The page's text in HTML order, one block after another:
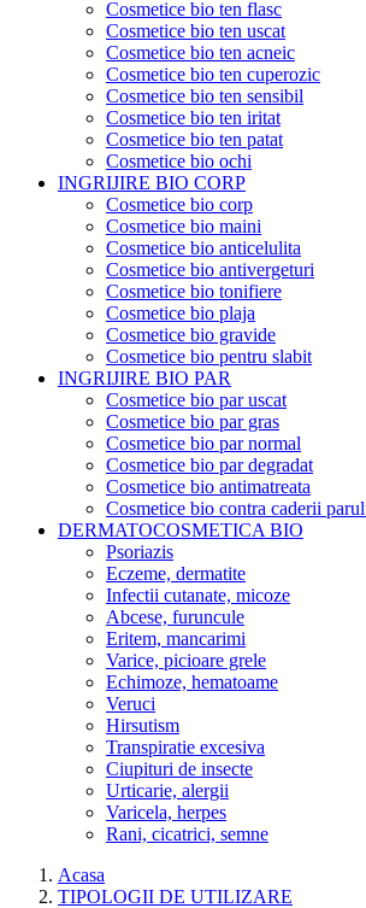
Cosmetice bio ten flasc
Cosmetice bio ten uscat
Cosmetice bio ten acneic
Cosmetice bio ten cuperozic
Cosmetice bio ten sensibil
Cosmetice bio ten iritat
Cosmetice bio ten patat
Cosmetice bio ochi
INGRIJIRE BIO CORP
Cosmetice bio corp
Cosmetice bio maini
Cosmetice bio anticelulita
Cosmetice bio antivergeturi
Cosmetice bio tonifiere
Cosmetice bio plaja
Cosmetice bio gravide
Cosmetice bio pentru slabit
INGRIJIRE BIO PAR
Cosmetice bio par uscat
Cosmetice bio par gras
Cosmetice bio par normal
Cosmetice bio par degradat
Cosmetice bio antimatreata
Cosmetice bio contra caderii
DERMATOCOSMETICA BIO
Psoriazis
Eczeme, dermatite
Infectii cutanate, micoze
Abcese, furuncule
Eritem, mancarimi
Varice, picioare grele
Echimoze, hematoame
Veruci
Hirsutism
Transpiratie excesiva
Ciupituri de insecte
Urticarie, alergii
Varicela, herpes
Rani, cicatrici, semne
Acasa
TIPOLOGII DE UTILIZARE